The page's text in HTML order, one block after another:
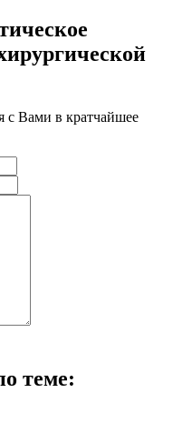
с Вами в кратчайшее
теме: